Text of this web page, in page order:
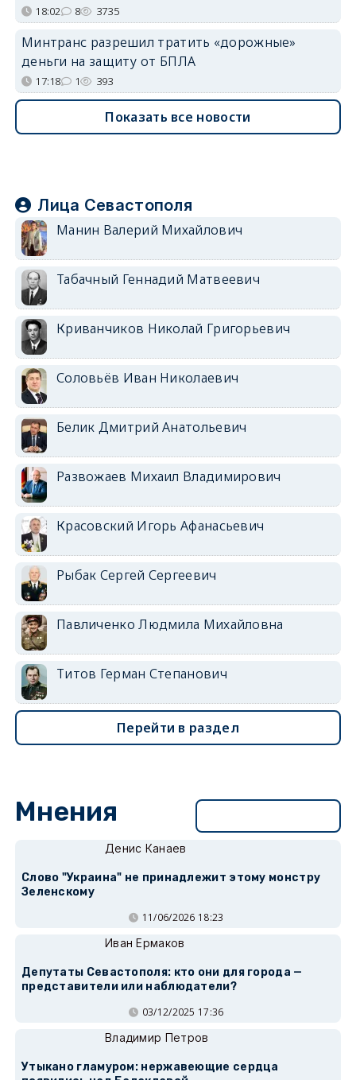
18:02 8 3735
Минтранс разрешил тратить «дорожные»
деньги на защиту от БПЛА
17:18 1 393
Показать все новости
Лица Севастополя
Манин Валерий Михайлович
Табачный Геннадий Матвеевич
Криванчиков Николай Григорьевич
Соловьёв Иван Николаевич
Белик Дмитрий Анатольевич
Развожаев Михаил Владимирович
Красовский Игорь Афанасьевич
Рыбак Сергей Сергеевич
Павличенко Людмила Михайловна
Титов Герман Степанович
Перейти в раздел
Мнения
Денис Канаев
Слово "Украина" не принадлежит этому монстру
Зеленскому
11/06/2026 18:23
Иван Ермаков
Депутаты Севастополя: кто они для города —
представители или наблюдатели?
03/12/2025 17:36
Владимир Петров
Утыкано гламуром: нержавеющие сердца